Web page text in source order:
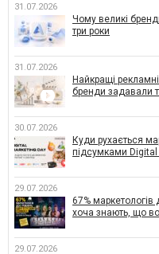
31.07.2026
Чому великі
три роки
31.07.2026
Найкращі
бренди задавали
30.07.2026
Куди рухається
підсумками Digital
29.07.2026
67% маркетологів
хоча знають, що
29.07.2026